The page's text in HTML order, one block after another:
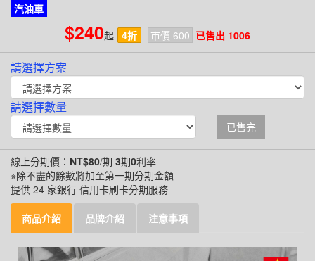
汽油車
$240起 4折 市價 600 已售出 1006
請選擇方案
請選擇數量
已售完
線上分期價： NT$80/期 3期0利率
※除不盡的餘數將加至第一期分期金額
提供 24 家銀行 信用卡刷卡分期服務
商品介紹 品牌介紹 注意事項